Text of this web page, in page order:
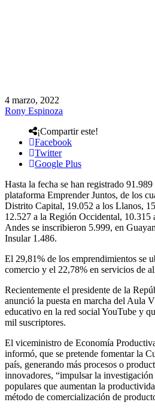
4 marzo, 2022
Rony Espinoza
¡Compartir este!
Facebook
Twitter
Google Plus
Hasta la fecha se han registrado
plataforma Emprender Juntos, de los
Distrito Capital, 19.052 a los Llanos,
12.527 a la Región Occidental,
Andes se inscribieron 5.999, en
Insular 1.486.
El 29,81% de los emprendimientos se
comercio y el 22,78% en servicios de
Recientemente el presidente de la
anunció la puesta en marcha del Aula
educativo en la red social YouTube y
mil suscriptores.
El viceministro de Economía
informó, que se pretende fomentar la
país, generando más procesos o
innovadores, “impulsar la
populares que aumentan la
método de comercialización de